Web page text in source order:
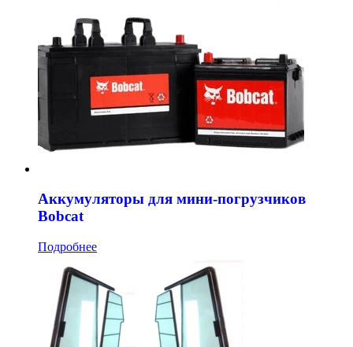
Аккумуляторы для мини-погрузчиков
Bobcat
Подробнее